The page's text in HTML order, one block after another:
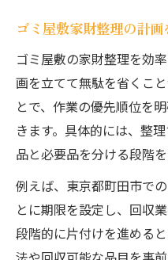
ゴミ屋敷家財整理の計
ゴミ屋敷の家財整理を効
画を立てて無駄を省くこ
とで、作業の優先順位を
きます。具体的には、整
品と必要品を分ける段階
例えば、東京都町田市で
とに期限を設定し、回収
段階的に片付けを進める